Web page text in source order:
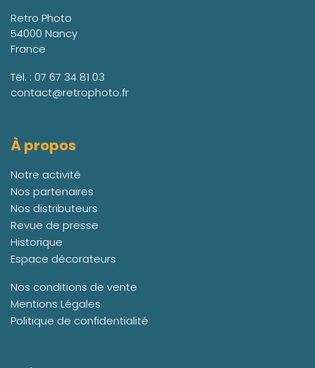
Retro Photo
54000 Nancy
France
Tél. : 07 67 34 81 03
contact@retrophoto.fr
À propos
Notre activité
Nos partenaires
Nos distributeurs
Revue de presse
Historique
Espace décorateurs
Nos conditions de vente
Mentions Légales
Politique de confidentialité